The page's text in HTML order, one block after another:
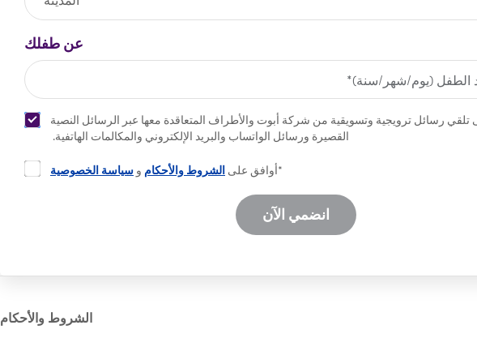
عن طفلك
تلقي رسائل ترويجية وتسويقية من شركة أبوت والأطراف المتعاقدة معها عبر الرسائل النصية
القصيرة ورسائل الواتساب والبريد الإلكتروني والمكالمات الهاتفية.
*أوافق على الشروط والأحكام و سياسة الخصوصية
انضمي الآن
الشروط والأحكام